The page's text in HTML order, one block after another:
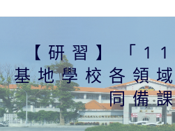
【研習】「
基地學校各領
同備